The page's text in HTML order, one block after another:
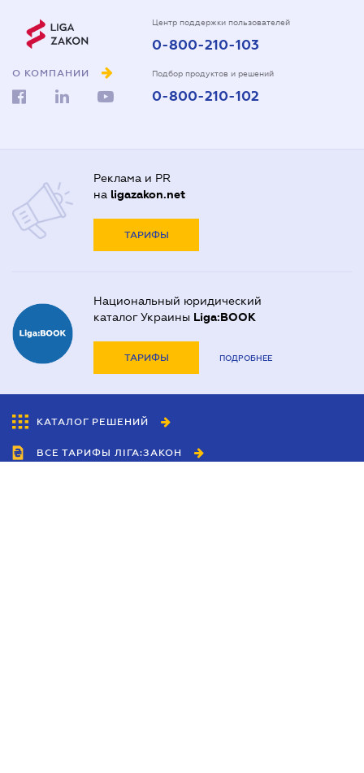
О КОМПАНИИ
Центр поддержки пользователей
0-800-210-103
Подбор продуктов и решений
0-800-210-102
Реклама и PR
на ligazakon.net
ТАРИФЫ
Национальный юридический
каталог Украины Liga:BOOK
ТАРИФЫ ПОДРОБНЕЕ
КАТАЛОГ РЕШЕНИЙ
ВСЕ ТАРИФЫ ЛІГА:ЗАКОН